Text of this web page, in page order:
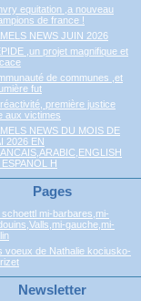
equitation ,a nouveau
de france !
NEWS JUIN 2026
,un projet magnifique et
de communes ,et
fut
première justice
aux victimes
NEWS DU MOIS DE
2026 EN
ESPANOL H
Pages
schoettl mi-barbares,mi-
gauche,mi-
voeux de Nathalie kociusko-
Newsletter